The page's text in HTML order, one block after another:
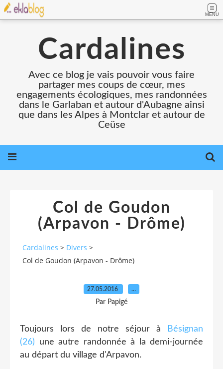
MENU
Cardalines
Avec ce blog je vais pouvoir vous faire
partager mes coups de cœur, mes
engagements écologiques, mes randonnées
dans le Garlaban et autour d'Aubagne ainsi
que dans les Alpes à Montclar et autour de
Ceüse
Col de Goudon
(Arpavon - Drôme)
Cardalines > Divers >
Col de Goudon (Arpavon - Drôme)
27.05.2016 …
Par Papigé
Toujours lors de notre séjour à
Bésignan
(26) une autre randonnée à la demi-journée
au départ du village d'Arpavon.